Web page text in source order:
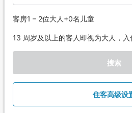
客房1 – 2位大人+0名儿童
13 周岁及以上的客人即视为大人，入
搜索
住客高级设